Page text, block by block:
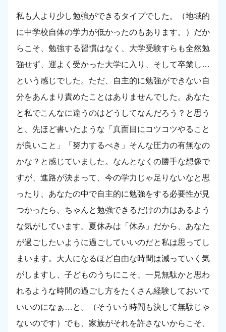
私も人より少し勉強ができるタイプでした。（地域的
に中学校自体の学力が低かったのもあります。）だか
らこそ、勉強する習慣はなく、大学受験すらも全然勉
強せず、運よく受かった大学に入り、そして卒業し…
という感じでした。ただ、自主的に勉強ができない自
分をあんまり責めたことはありませんでした。あなた
と私でこんなに違うのはどうしてなんだろう？と思う
と、先ほど書いたような「真面目にコツコツやること
が良いこと」「努力するべき」そんな圧力の有無なの
かな？と感じていました。なんとなくの勝手な想像で
すが、進路が決まって、今の学力じゃ足りないなと思
ったり、あなたの中で自主的に勉強をする必要性が見
つかったら、ちゃんと勉強できるだけの力はあるよう
な気がしています。夏休みは「休み」だから、あなた
が過ごしたいように過ごしていいのだと私は思ってし
まいます。大人になるほど自由な時間は減っていく気
がしますし、子どものうちにこそ、一見無駄かと思わ
れるような時間の過ごし方をたくさん経験しておいて
いいのになぁ…と。（そういう時間も決して無駄じゃ
ないのです）でも、家族がそれを許さないからこそ、